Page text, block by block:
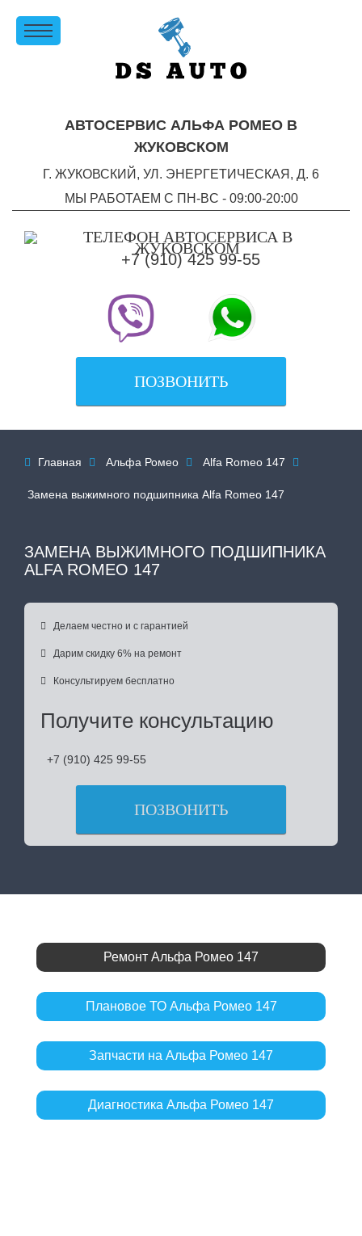
АВТОСЕРВИС АЛЬФА РОМЕО В
ЖУКОВСКОМ
Г. ЖУКОВСКИЙ, УЛ. ЭНЕРГЕТИЧЕСКАЯ, Д. 6
МЫ РАБОТАЕМ С ПН-ВC - 09:00-20:00
+7 (910) 425 99-55
ПОЗВОНИТЬ
 Главная  Альфа Ромео  Alfa Romeo 147 
Замена выжимного подшипника Alfa Romeo 147
ЗАМЕНА ВЫЖИМНОГО ПОДШИПНИКА
ALFA ROMEO 147
 Делаем честно и с гарантией
 Дарим скидку 6% на ремонт
 Консультируем бесплатно
Получите консультацию
+7 (910) 425 99-55
ПОЗВОНИТЬ
Ремонт Альфа Ромео 147
Плановое ТО Альфа Ромео 147
Запчасти на Альфа Ромео 147
Диагностика Альфа Ромео 147